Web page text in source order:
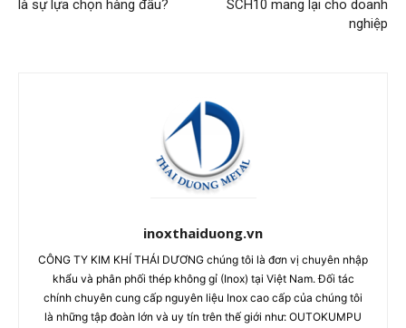
là sự lựa chọn hàng đầu?
SCH10 mang lại cho doanh
nghiệp
inoxthaiduong.vn
CÔNG TY KIM KHÍ THÁI DƯƠNG chúng tôi là đơn vị chuyên nhập
khẩu và phân phối thép không gỉ (Inox) tại Việt Nam. Đối tác
chính chuyên cung cấp nguyên liệu Inox cao cấp của chúng tôi
là những tập đoàn lớn và uy tín trên thế giới như: OUTOKUMPU